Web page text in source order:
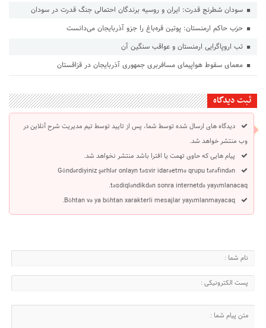
سودان شطرنج قدرت: ایران و روسیه برندگان احتمالی جنگ قدرت در سودان
حزب حاکم ارمنستان: پوتین قره‌باغ را جزو آذربایجان می‌دانست
تب اروپاگرایی ارمنستان و عواقب سنگین آن
معمای سقوط هواپیمای مسافربری جمهوری آذربایجان در قزاقستان
ثبت دیدگاه
دیدگاه های ارسال شده توسط شما، پس از تایید توسط تیم مدیریت شرح آنلاین در
وب منتشر خواهد شد.
پیام هایی که حاوی تهمت یا افترا باشد منتشر نخواهد شد.
Göndərdiyiniz şərhlər onlayn təsvir idarəetmə qrupu tərəfindən
təsdiqləndikdən sonra internetdə yayımlanacaq.
Böhtan və ya böhtan xarakterli mesajlar yayımlanmayacaq.